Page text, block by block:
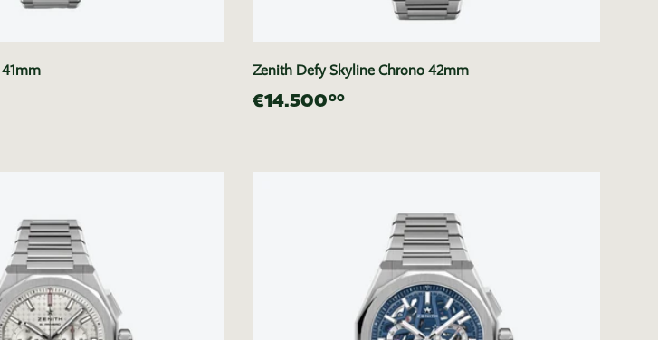
Zenith Defy Skyline Chrono 42mm
€14.50000